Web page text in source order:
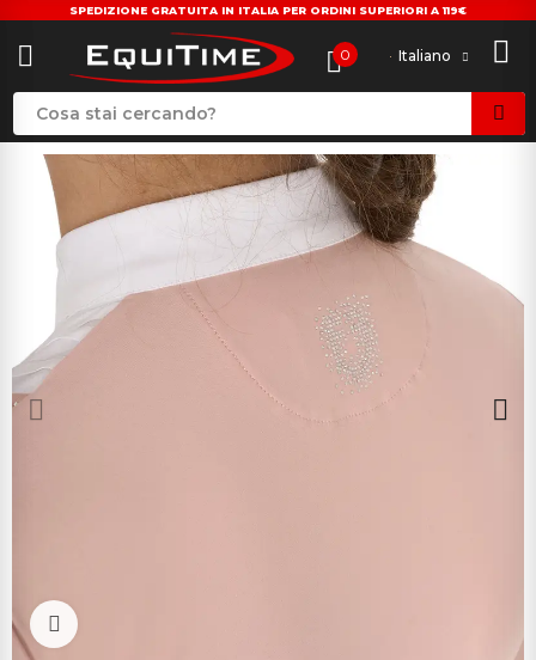
SPEDIZIONE GRATUITA IN ITALIA PER ORDINI SUPERIORI A 119€
0 Italiano